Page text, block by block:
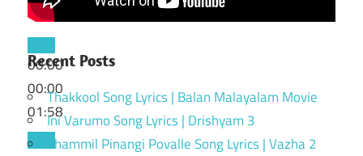
00:00
00:00
01:58
Recent Posts
Thakkool Song Lyrics | Balan Malayalam Movie
Ini Varumo Song Lyrics | Drishyam 3
Thammil Pinangi Povalle Song Lyrics | Vazha 2